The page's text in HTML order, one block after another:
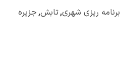
برنامه ریزی شهری,تابش,جزیره